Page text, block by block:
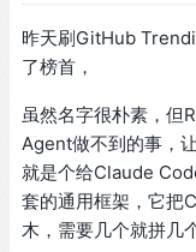
昨天刷GitHub
了榜首，
虽然名字很朴素，但
Agent做不到的事，
就是个给Claude
套的通用框架，它把
木，需要几个就拼几